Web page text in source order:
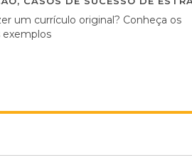
um currículo original? Conheça os
exemplos